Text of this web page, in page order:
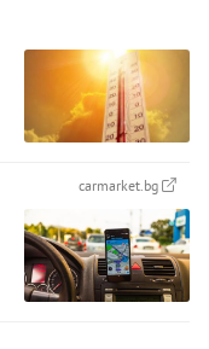
carmarket.bg